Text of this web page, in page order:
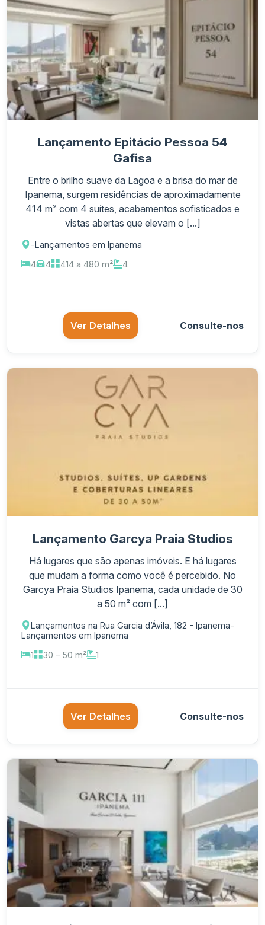
Lançamento Epitácio Pessoa 54
Gafisa
Entre o brilho suave da Lagoa e a brisa do mar de
Ipanema, surgem residências de aproximadamente
414 m² com 4 suítes, acabamentos sofisticados e
vistas abertas que elevam o [...]
-Lançamentos em Ipanema
4
4 414 a 480 m² 4
Ver Detalhes Consulte-nos
Lançamento Garcya Praia Studios
Há lugares que são apenas imóveis. E há lugares
que mudam a forma como você é percebido. No
Garcya Praia Studios Ipanema, cada unidade de 30
a 50 m² com [...]
Lançamentos na Rua Garcia d’Ávila, 182 - Ipanema-
Lançamentos em Ipanema
1
30 – 50 m² 1
Ver Detalhes Consulte-nos